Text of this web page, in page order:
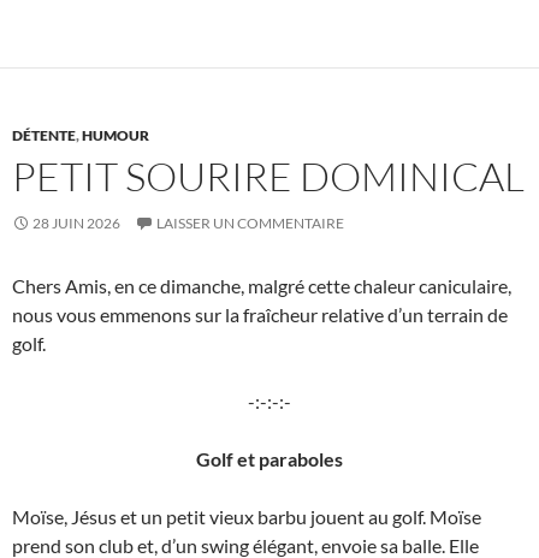
DÉTENTE,HUMOUR
PETIT SOURIRE DOMINICAL
28 JUIN 2026 LAISSER UN COMMENTAIRE
Chers Amis, en ce dimanche, malgré cette chaleur caniculaire,
nous vous emmenons sur la fraîcheur relative d’un terrain de
golf.
-:-:-:-
Golf et paraboles
Moïse, Jésus et un petit vieux barbu jouent au golf. Moïse
prend son club et, d’un swing élégant, envoie sa balle. Elle